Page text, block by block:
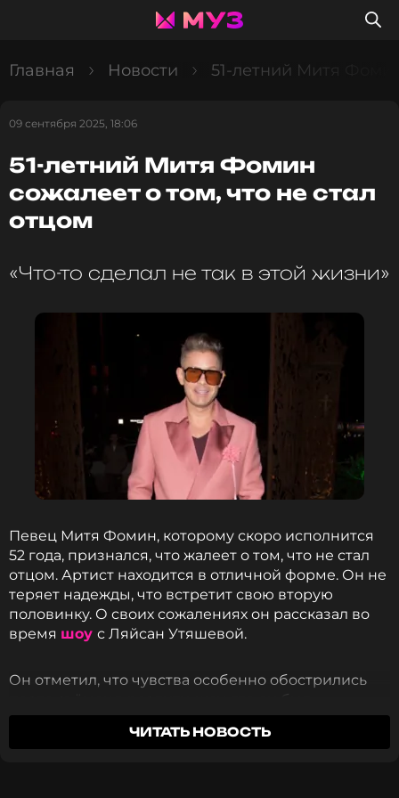
Главная Новости 51-летний Митя
09 сентября 2025, 18:06
51-летний Митя Фомин
сожалеет о том, что не стал
отцом
«Что-то сделал не так в этой жизни»
Певец Митя Фомин, которому скоро исполнится
52 года, признался, что жалеет о том, что не стал
отцом. Артист находится в отличной форме. Он не
теряет надежды, что встретит свою вторую
половинку. О своих сожалениях он рассказал во
время шоу с Ляйсан Утяшевой.
Он отметил, что чувства особенно обострились
после съёмок в реалити-шоу, где он был
наставником для детей звёзд.
ЧИТАТЬ НОВОСТЬ